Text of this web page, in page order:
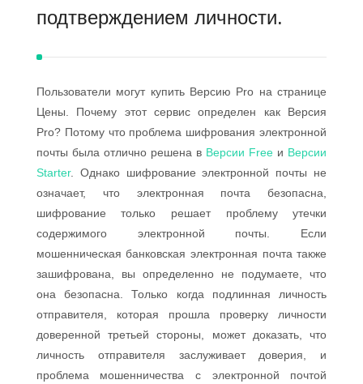
подтверждением личности.
Пользователи могут купить Версию Pro на странице
Цены. Почему этот сервис определен как Версия
Pro? Потому что проблема шифрования электронной
почты была отлично решена в Версии Free и Версии
Starter. Однако шифрование электронной почты не
означает, что электронная почта безопасна,
шифрование только решает проблему утечки
содержимого электронной почты. Если
мошенническая банковская электронная почта также
зашифрована, вы определенно не подумаете, что
она безопасна. Только когда подлинная личность
отправителя, которая прошла проверку личности
доверенной третьей стороны, может доказать, что
личность отправителя заслуживает доверия, и
проблема мошенничества с электронной почтой